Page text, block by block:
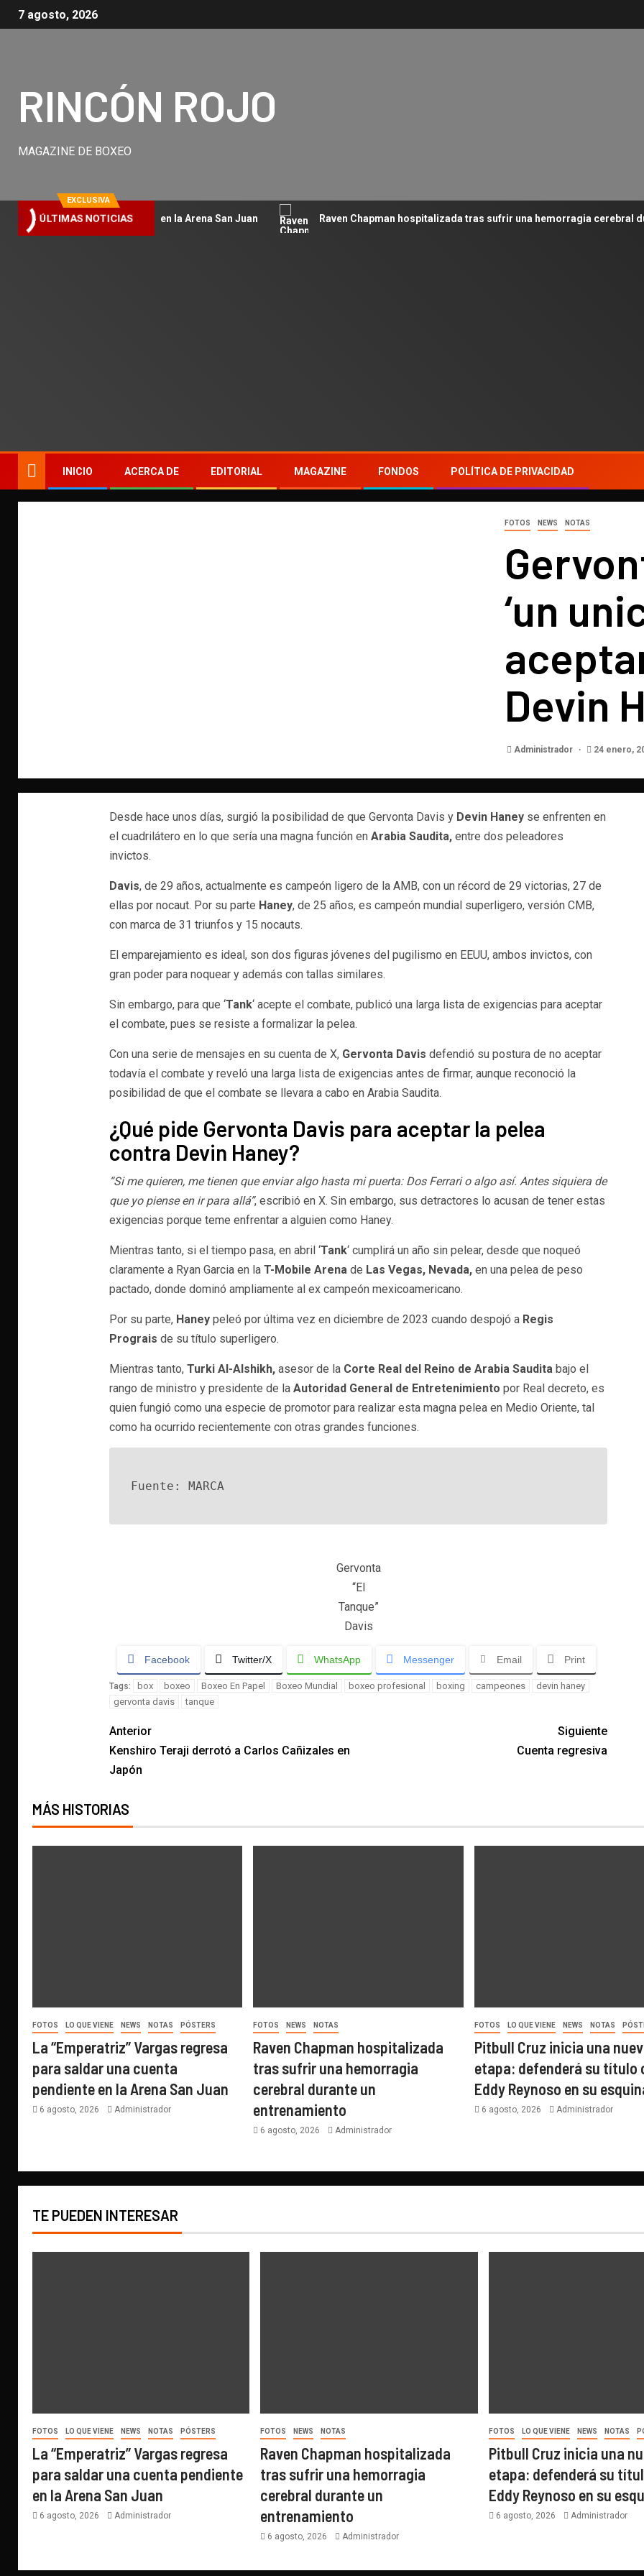
7 agosto, 2026
RINCÓN ROJO
MAGAZINE DE BOXEO
EXCLUSIVA
ÚLTIMAS NOTICIAS
una cuenta pendiente en la Arena San Juan Raven Chapman hospitalizada tras sufrir una hemorragia cerebral durante
INICIO ACERCA DE EDITORIAL MAGAZINE FONDOS POLÍTICA DE PRIVACIDAD
FOTOS NEWS NOTAS
‘un
Devin
Administrador 24 enero,
Desde hace unos días, surgió la posibilidad de que Gervonta Davis y Devin Haney se enfrenten en
el cuadrilátero en lo que sería una magna función en Arabia Saudita,entre dos peleadores
invictos.
Davis, de 29 años, actualmente es campeón ligero de la AMB, con un récord de 29 victorias, 27 de
ellas por nocaut. Por su parte Haney, de 25 años, es campeón mundial superligero, versión CMB,
con marca de 31 triunfos y 15 nocauts.
El emparejamiento es ideal, son dos figuras jóvenes del pugilismo en EEUU, ambos invictos, con
gran poder para noquear y además con tallas similares.
Sin embargo, para que ‘Tank‘ acepte el combate, publicó una larga lista de exigencias para aceptar
el combate, pues se resiste a formalizar la pelea.
Con una serie de mensajes en su cuenta de X, Gervonta Davis defendió su postura de no aceptar
todavía el combate y reveló una larga lista de exigencias antes de firmar, aunque reconoció la
posibilidad de que el combate se llevara a cabo en Arabia Saudita.
¿Qué pide Gervonta Davis para aceptar la pelea
contra Devin Haney?
“Si me quieren, me tienen que enviar algo hasta mi puerta: Dos Ferrari o algo así. Antes siquiera de
que yo piense en ir para allá”, escribió en X. Sin embargo, sus detractores lo acusan de tener estas
exigencias porque teme enfrentar a alguien como Haney.
Mientras tanto, si el tiempo pasa, en abril ‘Tank‘ cumplirá un año sin pelear, desde que noqueó
claramente a Ryan Garcia en la T-Mobile Arena de Las Vegas, Nevada, en una pelea de peso
pactado, donde dominó ampliamente al ex campeón mexicoamericano.
Por su parte, Haney peleó por última vez en diciembre de 2023 cuando despojó a Regis
Prograis de su título superligero.
Mientras tanto, Turki Al-Alshikh,asesor de la Corte Real del Reino de Arabia Saudita bajo el
rango de ministro y presidente de la Autoridad General de Entretenimiento por Real decreto, es
quien fungió como una especie de promotor para realizar esta magna pelea en Medio Oriente, tal
como ha ocurrido recientemente con otras grandes funciones.
Fuente: MARCA
Gervonta
“El
Tanque”
Davis
Facebook Twitter/X WhatsApp Messenger Email Print
Tags: box boxeo Boxeo En Papel Boxeo Mundial boxeo profesional boxing campeones
devin haney
gervonta davis
tanque
Anterior
Kenshiro Teraji derrotó a Carlos Cañizales en
Japón
Siguiente
Cuenta regresiva
MÁS HISTORIAS
FOTOS LO QUE VIENE NEWS NOTAS PÓSTERS
La “Emperatriz” Vargas regresa
para saldar una cuenta
pendiente en la Arena San Juan
6 agosto, 2026 Administrador
FOTOS NEWS NOTAS
Raven Chapman hospitalizada
tras sufrir una hemorragia
cerebral durante un
entrenamiento
6 agosto, 2026 Administrador
FOTOS LO QUE VIENE NEWS NOTAS
Pitbull Cruz inicia una
etapa: defenderá su título
Eddy Reynoso en su
6 agosto, 2026 Administrador
TE PUEDEN INTERESAR
FOTOS LO QUE VIENE NEWS NOTAS PÓSTERS
La “Emperatriz” Vargas regresa
para saldar una cuenta pendiente
en la Arena San Juan
6 agosto, 2026 Administrador
FOTOS NEWS NOTAS
Raven Chapman hospitalizada
tras sufrir una hemorragia
cerebral durante un
entrenamiento
6 agosto, 2026 Administrador
FOTOS LO QUE VIENE NEWS NOTAS
Pitbull Cruz inicia una
etapa: defenderá su
Eddy Reynoso en su
6 agosto, 2026 Administrador